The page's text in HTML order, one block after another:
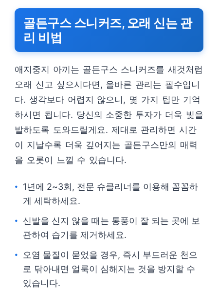
골든구스 스니커즈, 오래 신는 관
리 비법
애지중지 아끼는 골든구스 스니커즈를 새것처럼
오래 신고 싶으시다면, 올바른 관리는 필수입니
다. 생각보다 어렵지 않으니, 몇 가지 팁만 기억
하시면 됩니다. 당신의 소중한 투자가 더욱 빛을
발하도록 도와드릴게요. 제대로 관리하면 시간
이 지날수록 더욱 깊어지는 골든구스만의 매력
을 오롯이 느낄 수 있습니다.
1년에 2~3회, 전문 슈클리너를 이용해 꼼꼼하
게 세탁하세요.
신발을 신지 않을 때는 통풍이 잘 되는 곳에 보
관하여 습기를 제거하세요.
오염 물질이 묻었을 경우, 즉시 부드러운 천으
로 닦아내면 얼룩이 심해지는 것을 방지할 수
있습니다.